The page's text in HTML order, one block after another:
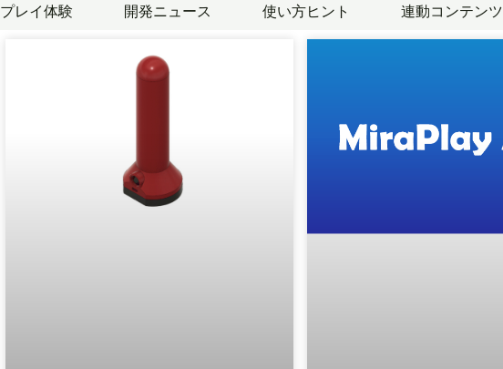
プレイ体験 開発ニュース 使い方ヒント 連動コンテンツ
ー
ー